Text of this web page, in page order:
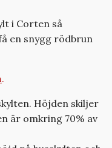
i Corten så
en snygg rödbrun
.
Höjden skiljer
är omkring 70% av